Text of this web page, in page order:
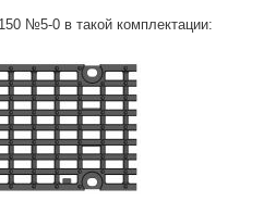
№5-0 в такой комплектации: